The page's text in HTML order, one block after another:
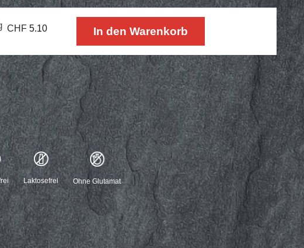
CHF 5.10 In den Warenkorb
Laktosefrei Ohne Glutamat